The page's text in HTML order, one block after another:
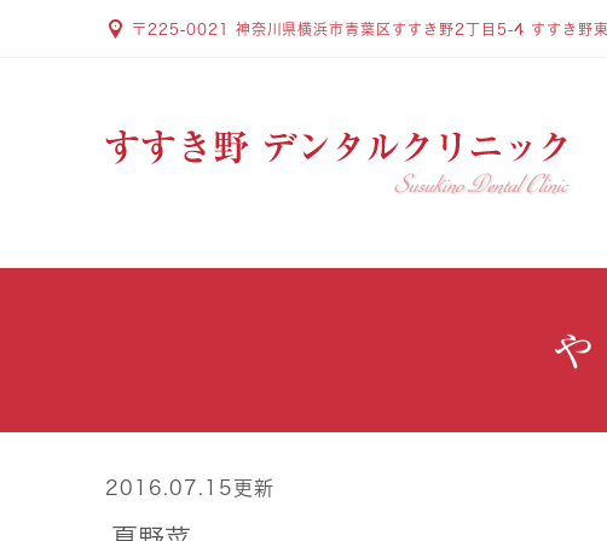
〒225-0021 神奈川県横浜市青葉区すすき野2丁目5-4 すすき野
2016.07.15更新